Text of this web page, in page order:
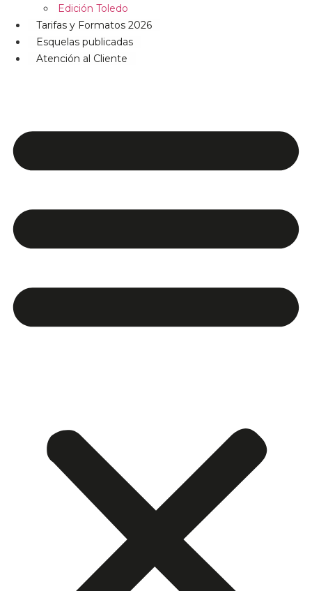
Edición Toledo
Tarifas y Formatos 2026
Esquelas publicadas
Atención al Cliente